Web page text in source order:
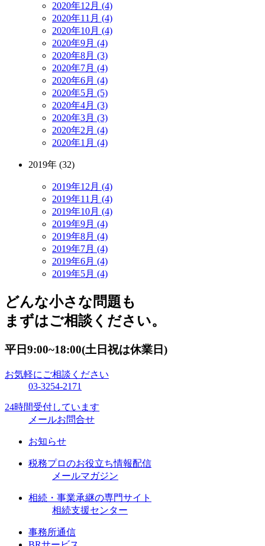
2020年12月 (4)
2020年11月 (4)
2020年10月 (4)
2020年9月 (4)
2020年8月 (3)
2020年7月 (4)
2020年6月 (4)
2020年5月 (5)
2020年4月 (3)
2020年3月 (3)
2020年2月 (4)
2020年1月 (4)
2019年 (32)
2019年12月 (4)
2019年11月 (4)
2019年10月 (4)
2019年9月 (4)
2019年8月 (4)
2019年7月 (4)
2019年6月 (4)
2019年5月 (4)
どんな小さな問題も
まずはご相談ください。
平日9:00~18:00(土日祝は休業日)
お気軽にご相談ください
03-3254-2171
24時間受付しています
メールお問合せ
お知らせ
税務プロのお役立ち情報配信
メールマガジン
相続・事業承継の専門サイト
相続支援センター
事務所通信